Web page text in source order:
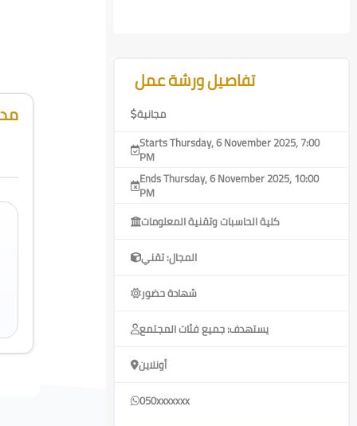
تفاصيل ورشة عمل
مجانية
Starts Thursday, 6 November 2025, 7:00
PM
Ends Thursday, 6 November 2025, 10:00
PM
كلية الحاسبات وتقنية المعلومات
المجال: تقني
شهادة حضور
يستهدف: جميع فئات المجتمع
أونلاين
050xxxxxxx